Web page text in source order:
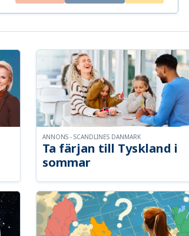
Ta färjan till Tyskland i
sommar
ANNONS - SCANDLINES DANMARK